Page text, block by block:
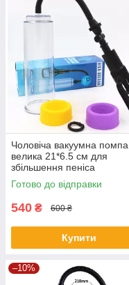
Чоловіча вакуумна помпа
велика 21*6.5 см для
збільшення пеніса
Готово до відправки
540 ₴ 600 ₴
Купити
–10%